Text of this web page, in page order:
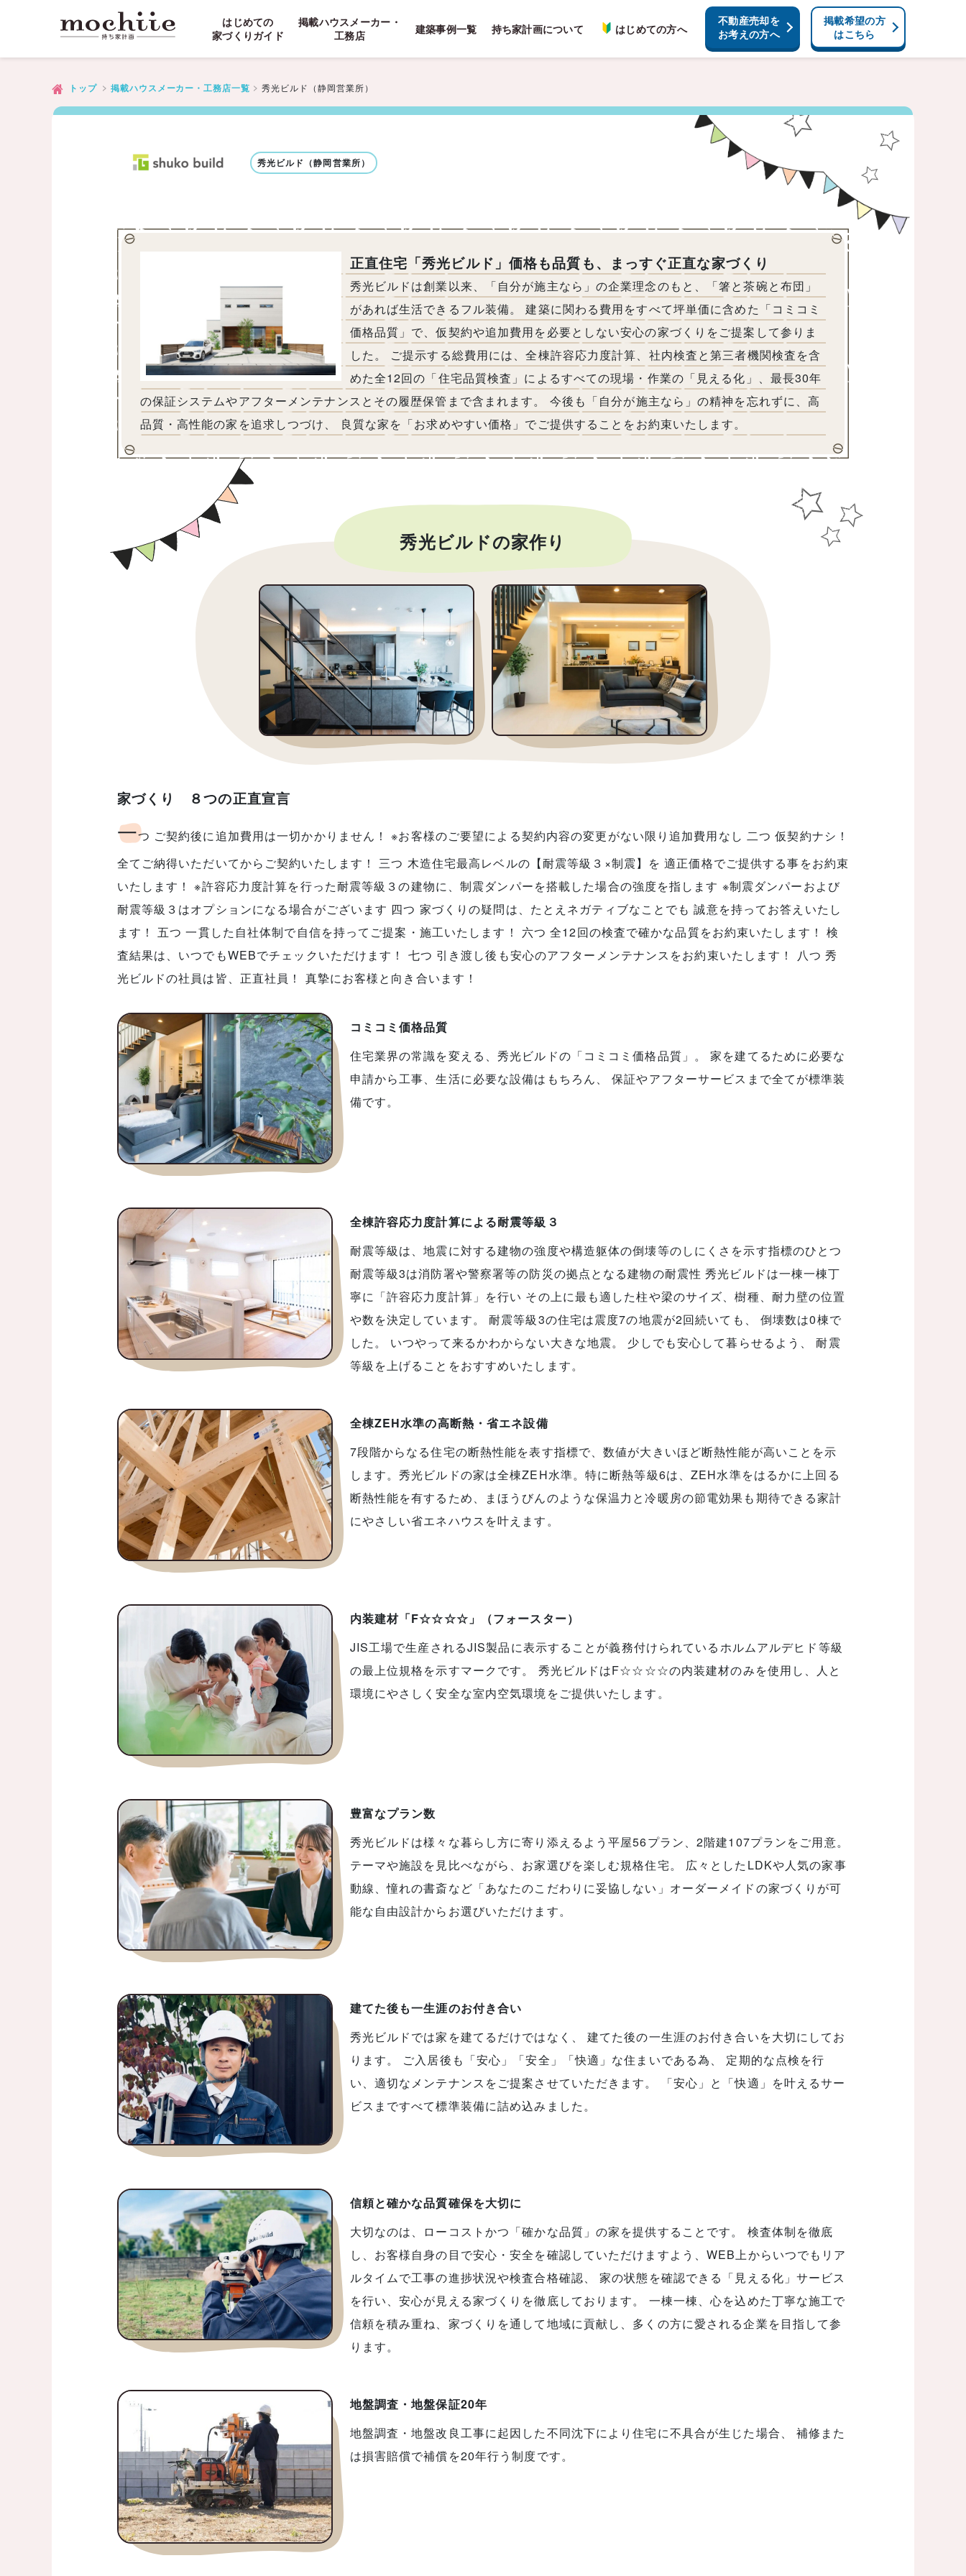
はじめての
家づくりガイド
掲載ハウスメーカー・
工務店
建築事例一覧 持ち家計画について はじめての方へ
不動産売却を
お考えの方へ
掲載希望の方
はこちら
トップ 掲載ハウスメーカー・工務店一覧 秀光ビルド（静岡営業所）
秀光ビルド（静岡営業所）
正直住宅「秀光ビルド」価格も品質も、まっすぐ正直な家づくり
秀光ビルドは創業以来、「自分が施主なら」の企業理念のもと、「箸と茶碗と布団」
があれば生活できるフル装備。 建築に関わる費用をすべて坪単価に含めた「コミコミ
価格品質」で、仮契約や追加費用を必要としない安心の家づくりをご提案して参りま
した。 ご提示する総費用には、全棟許容応力度計算、社内検査と第三者機関検査を含
めた全12回の「住宅品質検査」によるすべての現場・作業の「見える化」、最長30年
の保証システムやアフターメンテナンスとその履歴保管まで含まれます。 今後も「自分が施主なら」の精神を忘れずに、高
品質・高性能の家を追求しつづけ、 良質な家を「お求めやすい価格」でご提供することをお約束いたします。
秀光ビルドの家作り
家づくり ８つの正直宣言
一つ ご契約後に追加費用は一切かかりません！ ※お客様のご要望による契約内容の変更がない限り追加費用なし 二つ 仮契約ナシ！
全てご納得いただいてからご契約いたします！ 三つ 木造住宅最高レベルの【耐震等級３×制震】を 適正価格でご提供する事をお約束
いたします！ ※許容応力度計算を行った耐震等級３の建物に、制震ダンパーを搭載した場合の強度を指します ※制震ダンパーおよび
耐震等級３はオプションになる場合がございます 四つ 家づくりの疑問は、たとえネガティブなことでも 誠意を持ってお答えいたし
ます！ 五つ 一貫した自社体制で自信を持ってご提案・施工いたします！ 六つ 全12回の検査で確かな品質をお約束いたします！ 検
査結果は、いつでもWEBでチェックいただけます！ 七つ 引き渡し後も安心のアフターメンテナンスをお約束いたします！ 八つ 秀
光ビルドの社員は皆、正直社員！ 真摯にお客様と向き合います！
コミコミ価格品質
住宅業界の常識を変える、秀光ビルドの「コミコミ価格品質」。 家を建てるために必要な
申請から工事、生活に必要な設備はもちろん、 保証やアフターサービスまで全てが標準装
備です。
全棟許容応力度計算による耐震等級３
耐震等級は、地震に対する建物の強度や構造躯体の倒壊等のしにくさを示す指標のひとつ
耐震等級3は消防署や警察署等の防災の拠点となる建物の耐震性 秀光ビルドは一棟一棟丁
寧に「許容応力度計算」を行い その上に最も適した柱や梁のサイズ、樹種、耐力壁の位置
や数を決定しています。 耐震等級3の住宅は震度7の地震が2回続いても、 倒壊数は0棟で
した。 いつやって来るかわからない大きな地震。 少しでも安心して暮らせるよう、 耐震
等級を上げることをおすすめいたします。
全棟ZEH水準の高断熱・省エネ設備
7段階からなる住宅の断熱性能を表す指標で、数値が大きいほど断熱性能が高いことを示
します。秀光ビルドの家は全棟ZEH水準。特に断熱等級6は、ZEH水準をはるかに上回る
断熱性能を有するため、まほうびんのような保温力と冷暖房の節電効果も期待できる家計
にやさしい省エネハウスを叶えます。
内装建材「F☆☆☆☆」（フォースター）
JIS工場で生産されるJIS製品に表示することが義務付けられているホルムアルデヒド等級
の最上位規格を示すマークです。 秀光ビルドはF☆☆☆☆の内装建材のみを使用し、人と
環境にやさしく安全な室内空気環境をご提供いたします。
豊富なプラン数
秀光ビルドは様々な暮らし方に寄り添えるよう平屋56プラン、2階建107プランをご用意。
テーマや施設を見比べながら、お家選びを楽しむ規格住宅。 広々としたLDKや人気の家事
動線、憧れの書斎など「あなたのこだわりに妥協しない」オーダーメイドの家づくりが可
能な自由設計からお選びいただけます。
建てた後も一生涯のお付き合い
秀光ビルドでは家を建てるだけではなく、 建てた後の一生涯のお付き合いを大切にしてお
ります。 ご入居後も「安心」「安全」「快適」な住まいである為、 定期的な点検を行
い、適切なメンテナンスをご提案させていただきます。 「安心」と「快適」を叶えるサー
ビスまですべて標準装備に詰め込みました。
信頼と確かな品質確保を大切に
大切なのは、ローコストかつ「確かな品質」の家を提供することです。 検査体制を徹底
し、お客様自身の目で安心・安全を確認していただけますよう、WEB上からいつでもリア
ルタイムで工事の進捗状況や検査合格確認、 家の状態を確認できる「見える化」サービス
を行い、安心が見える家づくりを徹底しております。 一棟一棟、心を込めた丁寧な施工で
信頼を積み重ね、家づくりを通して地域に貢献し、多くの方に愛される企業を目指して参
ります。
地盤調査・地盤保証20年
地盤調査・地盤改良工事に起因した不同沈下により住宅に不具合が生じた場合、 補修また
は損害賠償で補償を20年行う制度です。